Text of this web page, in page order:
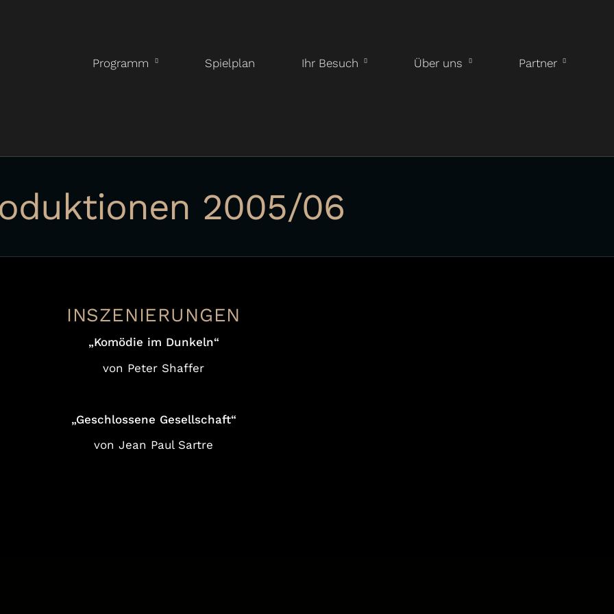
Programm Spielplan Ihr Besuch Über uns Partner
2005/06
INSZENIERUNGEN
„Komödie im Dunkeln“
von Peter Shaffer
„Geschlossene Gesellschaft“
von Jean Paul Sartre